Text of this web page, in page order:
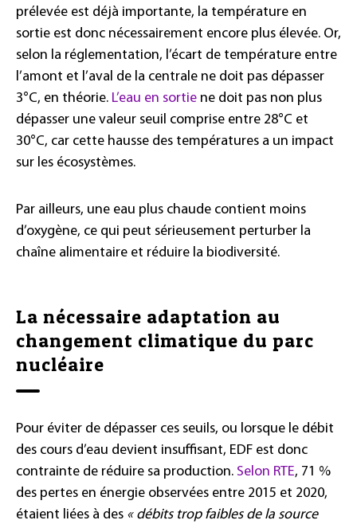
prélevée est déjà importante, la température en
sortie est donc nécessairement encore plus élevée. Or,
selon la réglementation, l’écart de température entre
l’amont et l’aval de la centrale ne doit pas dépasser
3°C, en théorie. L’eau en sortie ne doit pas non plus
dépasser une valeur seuil comprise entre 28°C et
30°C, car cette hausse des températures a un impact
sur les écosystèmes.
Par ailleurs, une eau plus chaude contient moins
d’oxygène, ce qui peut sérieusement perturber la
chaîne alimentaire et réduire la biodiversité.
La nécessaire adaptation au
changement climatique du parc
nucléaire
Pour éviter de dépasser ces seuils, ou lorsque le débit
des cours d’eau devient insuffisant, EDF est donc
contrainte de réduire sa production. Selon RTE, 71 %
des pertes en énergie observées entre 2015 et 2020,
étaient liées à des « débits trop faibles de la source